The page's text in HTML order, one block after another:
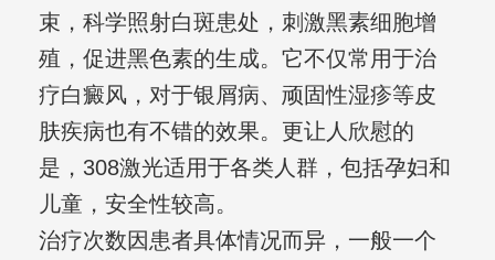
束，科学照射白斑患处，刺激黑素细胞增
殖，促进黑色素的生成。它不仅常用于治
疗白癜风，对于银屑病、顽固性湿疹等皮
肤疾病也有不错的效果。更让人欣慰的
是，308激光适用于各类人群，包括孕妇和
儿童，安全性较高。
治疗次数因患者具体情况而异，一般一个